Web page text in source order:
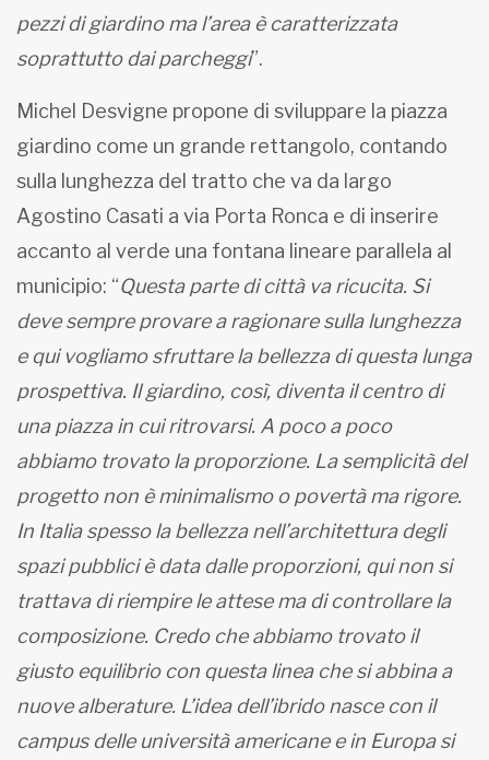
pezzi di giardino ma l’area è caratterizzata
soprattutto dai parcheggi”.
Michel Desvigne propone di sviluppare la piazza
giardino come un grande rettangolo, contando
sulla lunghezza del tratto che va da largo
Agostino Casati a via Porta Ronca e di inserire
accanto al verde una fontana lineare parallela al
municipio: “Questa parte di città va ricucita. Si
deve sempre provare a ragionare sulla lunghezza
e qui vogliamo sfruttare la bellezza di questa lunga
prospettiva. Il giardino, così, diventa il centro di
una piazza in cui ritrovarsi. A poco a poco
abbiamo trovato la proporzione. La semplicità del
progetto non è minimalismo o povertà ma rigore.
In Italia spesso la bellezza nell’architettura degli
spazi pubblici è data dalle proporzioni, qui non si
trattava di riempire le attese ma di controllare la
composizione. Credo che abbiamo trovato il
giusto equilibrio con questa linea che si abbina a
nuove alberature. L’idea dell’ibrido nasce con il
campus delle università americane e in Europa si